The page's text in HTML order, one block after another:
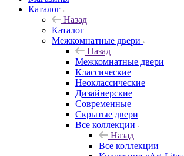
Каталог
Назад
Каталог
Межкомнатные двери
Назад
Межкомнатные двери
Классические
Неоклассические
Дизайнерские
Современные
Скрытые двери
Все коллекции
Назад
Все коллекции